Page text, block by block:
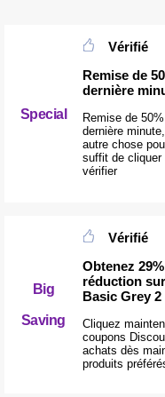
Special
Vérifié
Remise de
dernière
Remise de
dernière
autre chose
suffit de cliquer
vérifier
Big
Saving
Vérifié
Obtenez
réduction
Basic Grey 2
Cliquez
coupons
achats dès
produits